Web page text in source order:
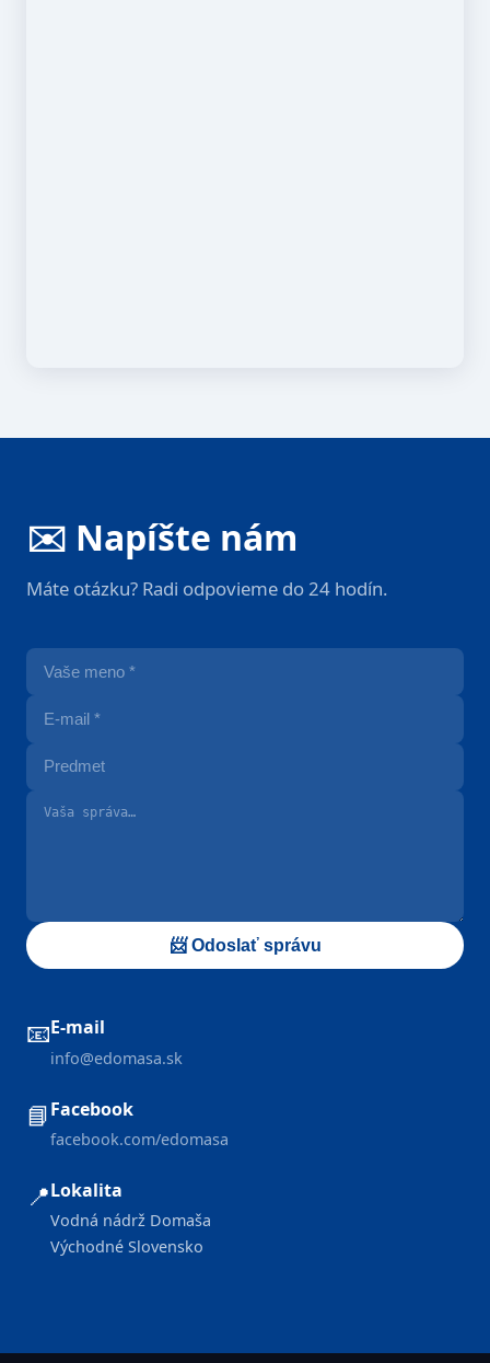
✉️ Napíšte nám
Máte otázku? Radi odpovieme do 24 hodín.
📨 Odoslať správu
📧E-mail
info@edomasa.sk
📘Facebook
facebook.com/edomasa
📍Lokalita
Vodná nádrž Domaša
Východné Slovensko